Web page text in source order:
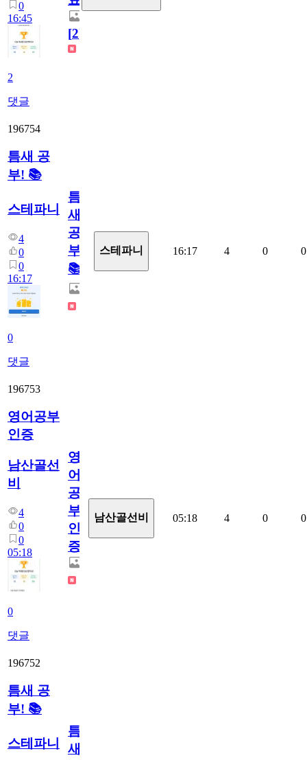
0
16:45
2
댓글
[2]
196754
틈새 공
부! 📚
스테파니
4
0
0
16:17
0
댓글
틈
새
공
부!
📚
스테파니 16:17 4 0 0
196753
영어공부
인증
남산골선
비
4
0
0
05:18
0
댓글
영
어
공
부
인
증
남산골선비 05:18 4 0 0
196752
틈새 공
부! 📚
스테파니
틈
새